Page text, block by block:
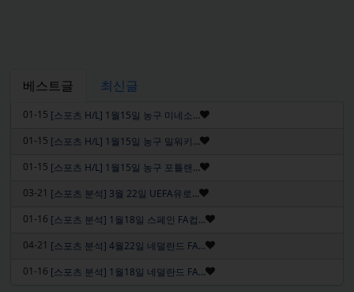
베스트글 최신글
01-15 [스포츠 H/L] 1월15일 농구 미네소… 인기글
01-15 [스포츠 H/L] 1월15일 농구 밀워키… 인기글
01-15 [스포츠 H/L] 1월15일 농구 포틀랜… 인기글
03-21 [스포츠 분석] 3월 22일 UEFA유로… 인기글
01-16 [스포츠 분석] 1월18일 스페인 FA컵… 인기글
04-21 [스포츠 분석] 4월22일 네덜란드 FA… 인기글
01-16 [스포츠 분석] 1월18일 네덜란드 FA… 인기글